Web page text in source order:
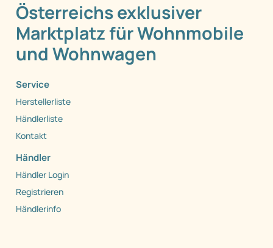
Österreichs exklusiver
Marktplatz für Wohnmobile
und Wohnwagen
Service
Herstellerliste
Händlerliste
Kontakt
Händler
Händler Login
Registrieren
Händlerinfo